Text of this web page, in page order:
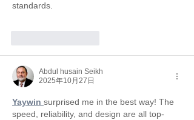
standards.
Abdul husain Seikh
2025年10月27日
Yaywin surprised me in the best way! The
speed, reliability, and design are all top-